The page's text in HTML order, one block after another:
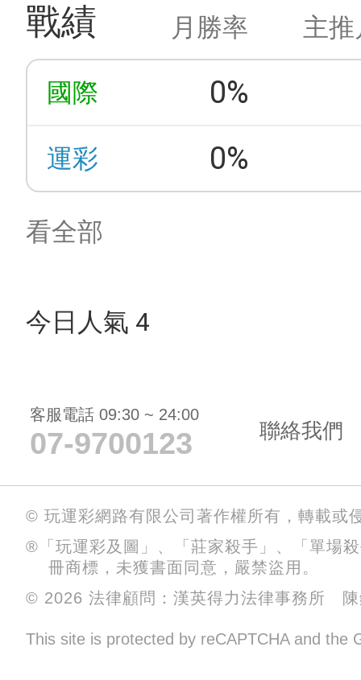
戰績 月勝率 主
國際 0%
運彩 0%
看全部
今日人氣 4
客服電話 09:30 ~ 24:00
07-9700123 聯絡我們
© 玩運彩網路有限公司著作權所有，轉載或
®「玩運彩及圖」、「莊家殺手」、「單場
冊商標，未獲書面同意，嚴禁盜用。
© 2026 法律顧問：漢英得力法律事務所 陳
This site is protected by reCAPTCHA and the